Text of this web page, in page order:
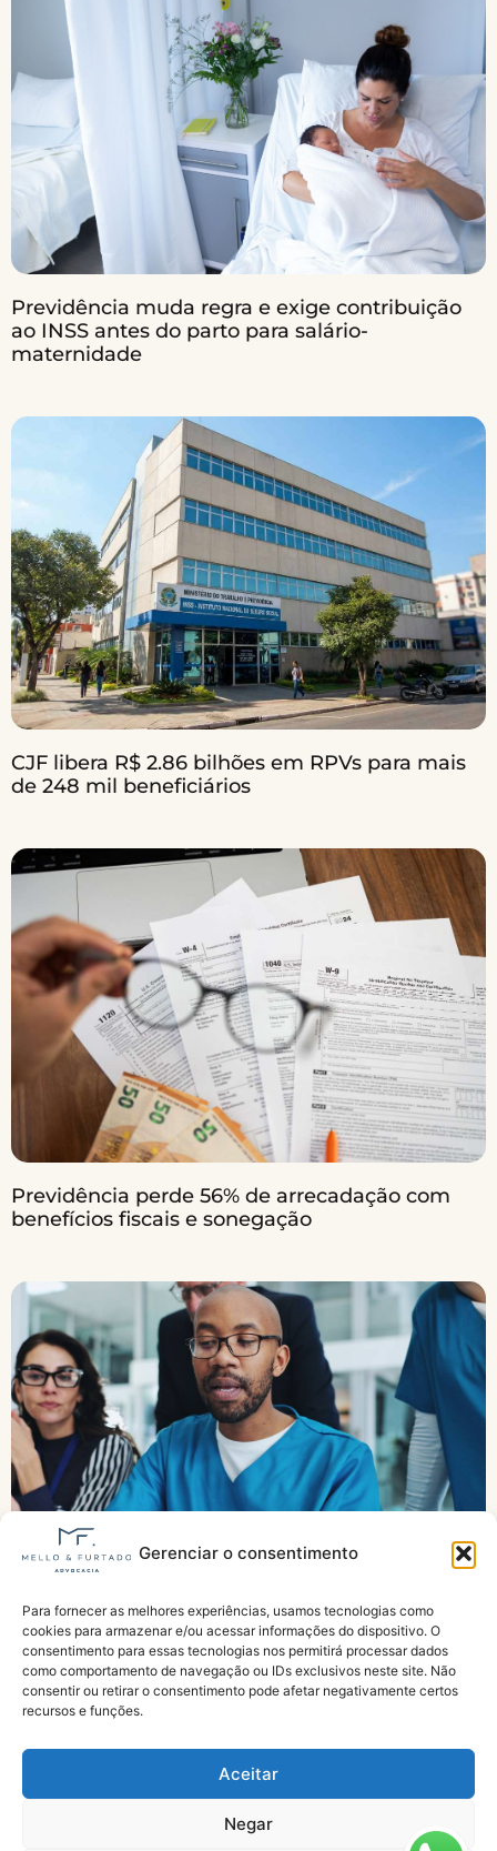
Gerenciar o consentimento
Para fornecer as melhores experiências, usamos tecnologias como
cookies para armazenar e/ou acessar informações do dispositivo. O
consentimento para essas tecnologias nos permitirá processar dados
como comportamento de navegação ou IDs exclusivos neste site. Não
consentir ou retirar o consentimento pode afetar negativamente certos
recursos e funções.
Aceitar
Negar
Previdência muda regra e exige contribuição
ao INSS antes do parto para salário-
maternidade
CJF libera R$ 2.86 bilhões em RPVs para mais
de 248 mil beneficiários
Previdência perde 56% de arrecadação com
benefícios fiscais e sonegação
Agentes de saúde pedem urgência para
aposentadoria especial